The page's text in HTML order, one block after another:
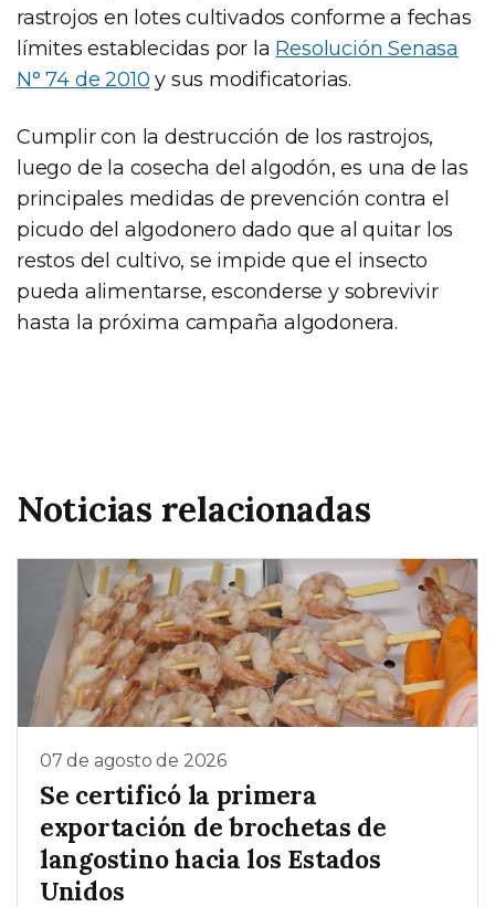
rastrojos en lotes cultivados conforme a fechas
límites establecidas por la Resolución Senasa
N° 74 de 2010 y sus modificatorias.
Cumplir con la destrucción de los rastrojos,
luego de la cosecha del algodón, es una de las
principales medidas de prevención contra el
picudo del algodonero dado que al quitar los
restos del cultivo, se impide que el insecto
pueda alimentarse, esconderse y sobrevivir
hasta la próxima campaña algodonera.
Noticias relacionadas
07 de agosto de 2026
Se certificó la primera
exportación de brochetas de
langostino hacia los Estados
Unidos